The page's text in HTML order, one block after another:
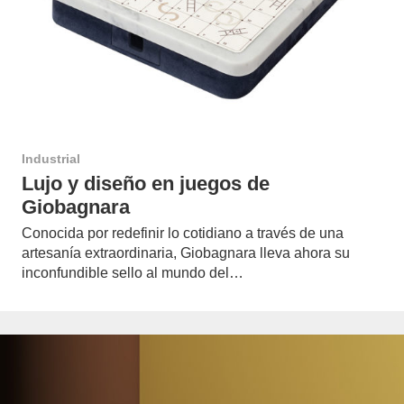
Industrial
Lujo y diseño en juegos de
Giobagnara
Conocida por redefinir lo cotidiano a través de una
artesanía extraordinaria, Giobagnara lleva ahora su
inconfundible sello al mundo del…